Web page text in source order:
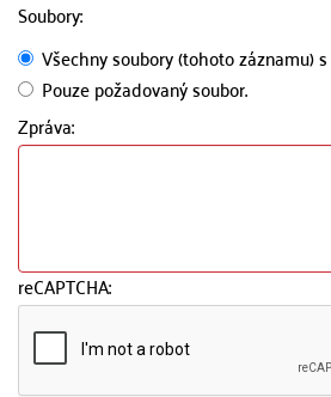
Soubory:
Všechny soubory (tohoto záznamu)
Pouze požadovaný soubor.
Zpráva:
reCAPTCHA: